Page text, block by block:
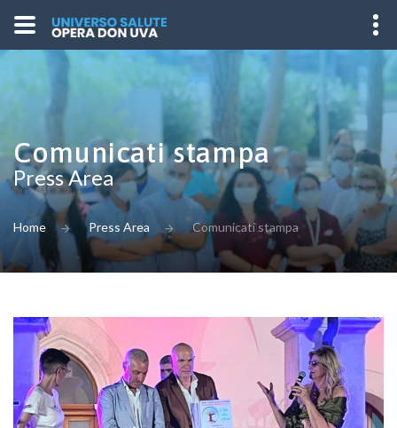
Comunicati stampa
Press Area
Home Press Area Comunicati stampa